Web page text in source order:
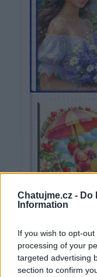
Chatujme.cz - Do
Information
If you wish to opt-
processing of your
targeted advertising
section to confirm